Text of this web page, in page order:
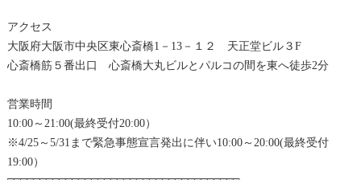
アクセス
大阪府大阪市中央区東心斎橋1－13－１２ 天正堂ビル３F
心斎橋筋５番出口 心斎橋大丸ビルとパルコの間を東へ徒歩2分
営業時間
10:00～21:00(最終受付20:00）
※4/25～5/31まで緊急事態宣言発出に伴い10:00～20:00(最終受付
19:00）